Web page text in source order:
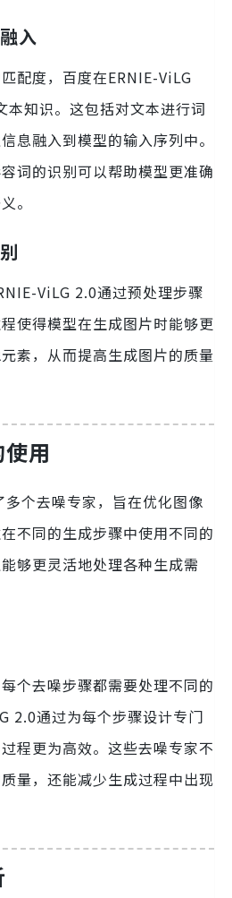
入
配度，百度在ERNIE-ViLG
本知识。这包括对文本进行词
息融入到模型的输入序列中。
词的识别可以帮助模型更准确
。
ViLG 2.0通过预处理步骤
使得模型在生成图片时能够更
素，从而提高生成图片的质量
用
个去噪专家，旨在优化图像
不同的生成步骤中使用不同的
够更灵活地处理各种生成需
个去噪步骤都需要处理不同的
2.0通过为每个步骤设计专门
程更为高效。这些去噪专家不
量，还能减少生成过程中出现